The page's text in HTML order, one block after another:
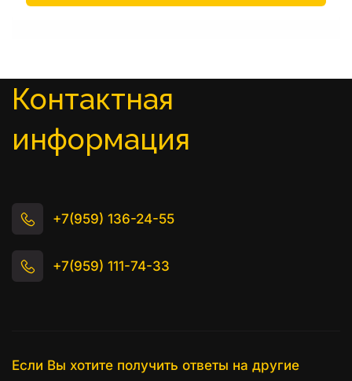
Контактная
информация
+7(959) 136-24-55
+7(959) 111-74-33
Если Вы хотите получить ответы на другие